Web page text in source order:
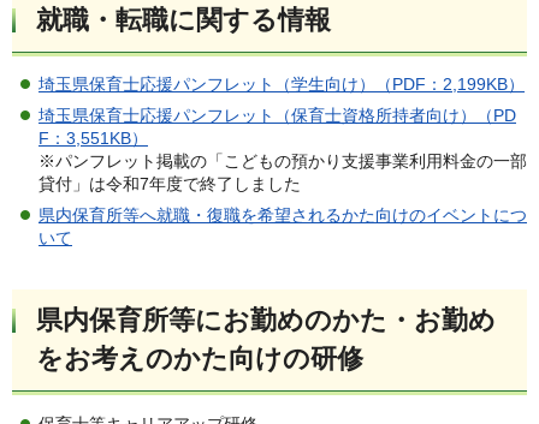
就職・転職に関する情報
埼玉県保育士応援パンフレット（学生向け）（PDF：2,199KB）
埼玉県保育士応援パンフレット（保育士資格所持者向け）（PD
F：3,551KB）
※パンフレット掲載の「こどもの預かり支援事業利用料金の一部
貸付」は令和7年度で終了しました
県内保育所等へ就職・復職を希望されるかた向けのイベントにつ
いて
県内保育所等にお勤めのかた・お勤め
をお考えのかた向けの研修